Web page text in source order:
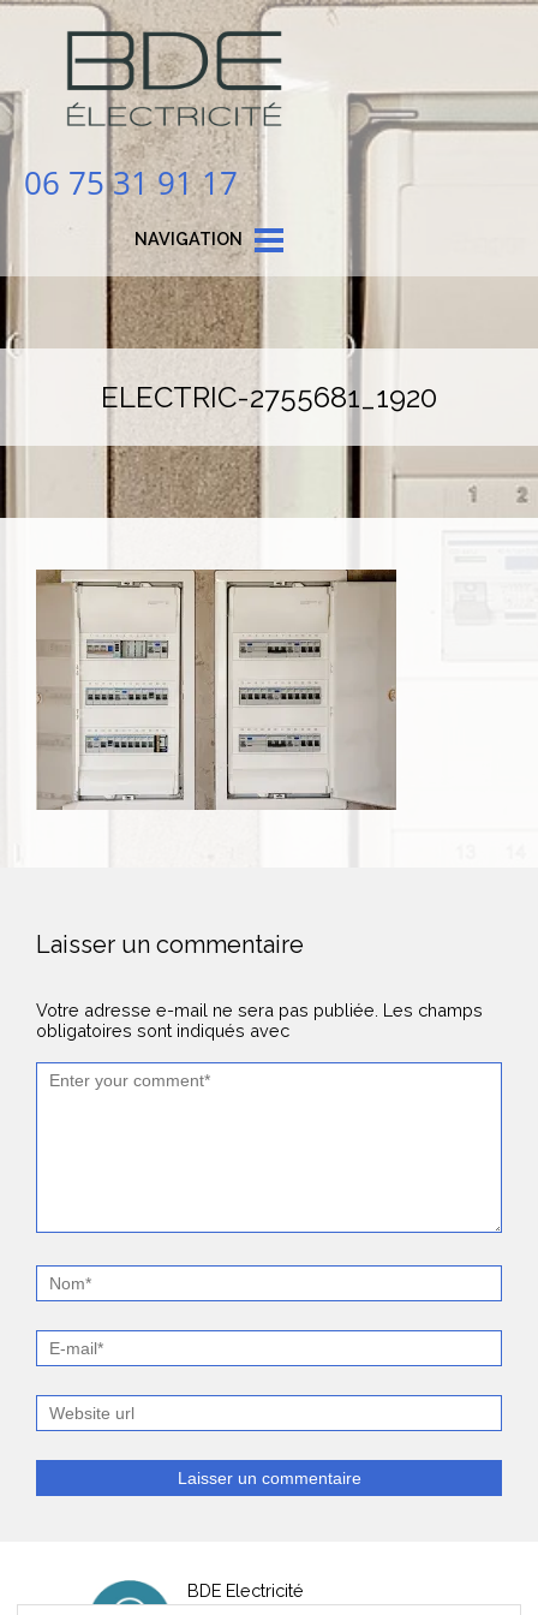
06 75 31 91 17
NAVIGATION
ELECTRIC-2755681_1920
Laisser un commentaire
Votre adresse e-mail ne sera pas publiée. Les champs
obligatoires sont indiqués avec
BDE Electricité